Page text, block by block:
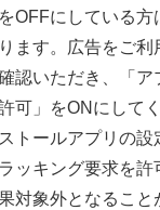
OFFにしている方
ます。広告をご利
認いただき、「ア
可」をONにしてく
トールアプリの設
ッキング要求を許
対象外となること